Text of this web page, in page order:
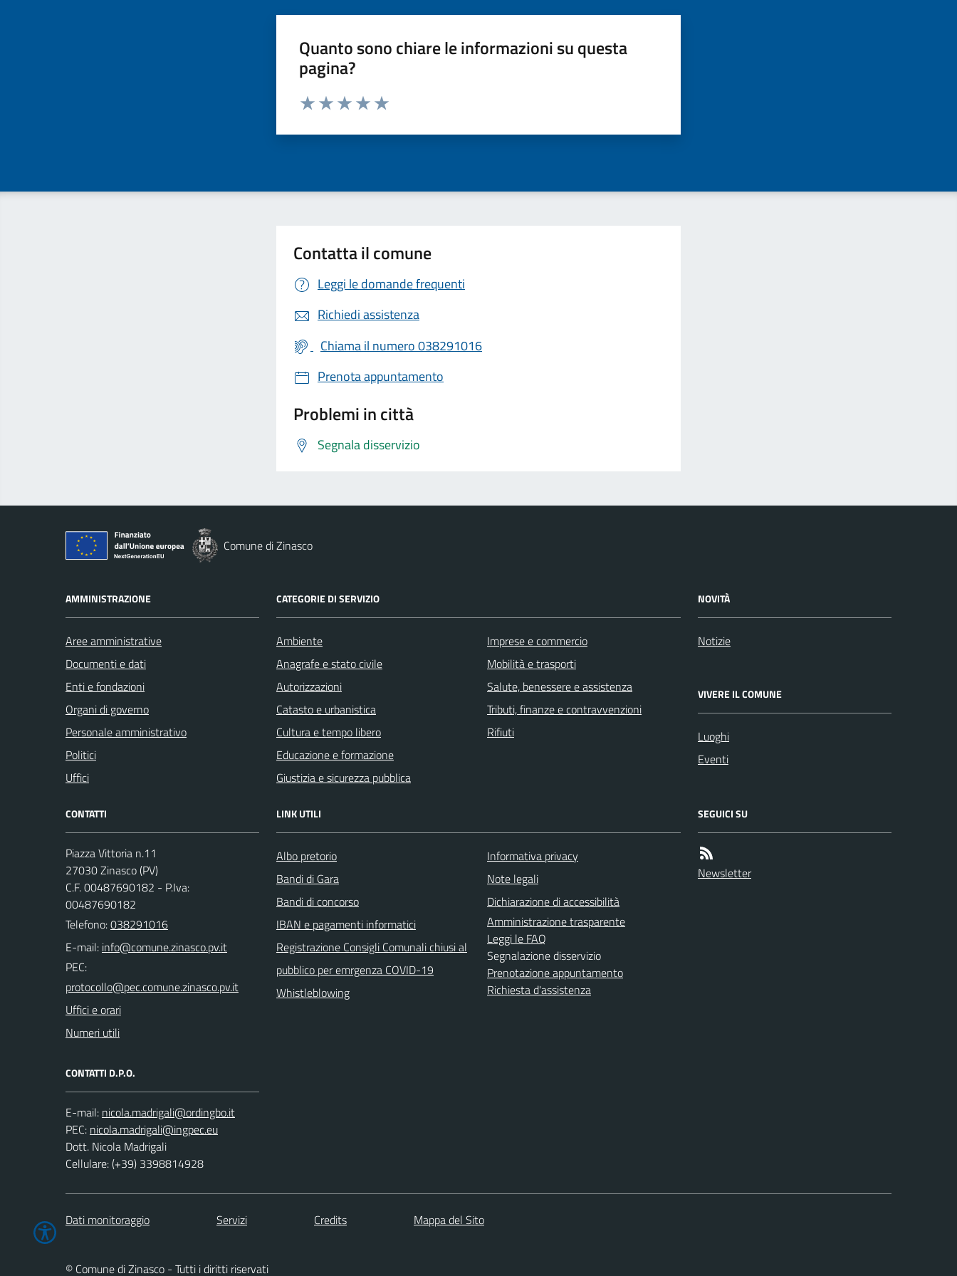
Quanto sono chiare le informazioni su questa
pagina?
Valuta da 1 a 5 stelle la pagina
Contatta il comune
Leggi le domande frequenti
Richiedi assistenza
Chiama il numero 038291016
Prenota appuntamento
Problemi in città
Segnala disservizio
Comune di Zinasco
AMMINISTRAZIONE
Aree amministrative
Documenti e dati
Enti e fondazioni
Organi di governo
Personale amministrativo
Politici
Uffici
CATEGORIE DI SERVIZIO
Ambiente
Anagrafe e stato civile
Autorizzazioni
Catasto e urbanistica
Cultura e tempo libero
Educazione e formazione
Giustizia e sicurezza pubblica
Imprese e commercio
Mobilità e trasporti
Salute, benessere e assistenza
Tributi, finanze e contravvenzioni
Rifiuti
NOVITÀ
Notizie
VIVERE IL COMUNE
Luoghi
Eventi
CONTATTI
Piazza Vittoria n.11
27030 Zinasco (PV)
C.F. 00487690182 - P.Iva:
00487690182
Telefono:038291016
E-mail:
PEC:
Uffici e orari
Numeri utili
CONTATTI D.P.O.
E-mail:
PEC:
Dott. Nicola Madrigali
Cellulare: (+39) 3398814928
LINK UTILI
Albo pretorio
Bandi di Gara
Bandi di concorso
IBAN e pagamenti informatici
Registrazione Consigli Comunali chiusi al
pubblico per emrgenza COVID-19
Whistleblowing
Informativa privacy
Note legali
Dichiarazione di accessibilità
Amministrazione trasparente
Leggi le FAQ
Segnalazione disservizio
Prenotazione appuntamento
Richiesta d'assistenza
SEGUICI SU
Newsletter
Dati monitoraggio Servizi Credits Mappa del Sito
© Comune di Zinasco - Tutti i diritti riservati